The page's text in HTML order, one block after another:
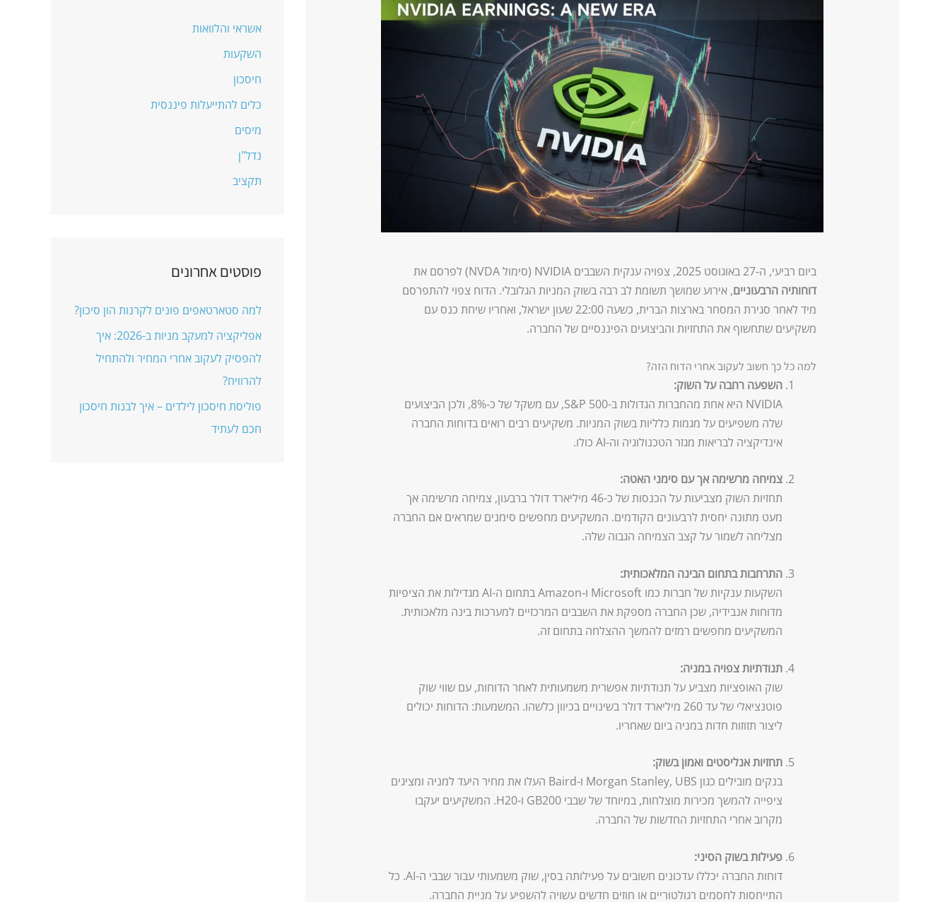
ביום רביעי, ה‑27 באוגוסט 2025, צפויה ענקית השבבים NVIDIA (סימול NVDA) לפרסם את
דוחותיה הרבעוניים, אירוע שמושך תשומת לב רבה בשוק המניות הגלובלי. הדוח צפוי להתפרסם
מיד לאחר סגירת המסחר בארצות הברית, כשעה 22:00 שעון ישראל, ואחריו שיחת כנס עם
משקיעים שתחשוף את התחזיות והביצועים הפיננסיים של החברה.
למה כל כך חשוב לעקוב אחרי הדוח הזה?
השפעה רחבה על השוק:
NVIDIA היא אחת מהחברות הגדולות ב-S&P 500, עם משקל של כ‑8%, ולכן הביצועים
שלה משפיעים על מגמות כלליות בשוק המניות. משקיעים רבים רואים בדוחות החברה
אינדיקציה לבריאות מגזר הטכנולוגיה וה-AI כולו.
צמיחה מרשימה אך עם סימני האטה:
תחזיות השוק מצביעות על הכנסות של כ-46 מיליארד דולר ברבעון, צמיחה מרשימה אך
מעט מתונה יחסית לרבעונים הקודמים. המשקיעים מחפשים סימנים שמראים אם החברה
מצליחה לשמור על קצב הצמיחה הגבוה שלה.
התרחבות בתחום הבינה המלאכותית:
השקעות ענקיות של חברות כמו Microsoft ו‑Amazon בתחום ה-AI מגדילות את הציפיות
מדוחות אנבידיה, שכן החברה מספקת את השבבים המרכזיים למערכות בינה מלאכותית.
המשקיעים מחפשים רמזים להמשך ההצלחה בתחום זה.
תנודתיות צפויה במניה:
שוק האופציות מצביע על תנודתיות אפשרית משמעותית לאחר הדוחות, עם שווי שוק
פוטנציאלי של עד 260 מיליארד דולר בשינויים בכיוון כלשהו. המשמעות: הדוחות יכולים
ליצור תזוזות חדות במניה ביום שאחריו.
תחזיות אנליסטים ואמון בשוק:
בנקים מובילים כגון Morgan Stanley, UBS ו‑Baird העלו את מחיר היעד למניה ומציגים
ציפייה להמשך מכירות מוצלחות, במיוחד של שבבי GB200 ו-H20. המשקיעים יעקבו
מקרוב אחרי התחזיות החדשות של החברה.
פעילות בשוק הסיני:
דוחות החברה יכללו עדכונים חשובים על פעילותה בסין, שוק משמעותי עבור שבבי ה-AI. כל
התייחסות לחסמים רגולטוריים או חוזים חדשים עשויה להשפיע על מניית החברה.
f
o
r
אשראי והלוואות
השקעות
חיסכון
כלים להתייעלות פיננסית
מיסים
נדל"ן
תקציב
פוסטים אחרונים
למה סטארטאפים פונים לקרנות הון סיכון?
אפליקציה למעקב מניות ב-2026: איך
להפסיק לעקוב אחרי המחיר ולהתחיל
להרוויח?
פוליסת חיסכון לילדים – איך לבנות חיסכון
חכם לעתיד